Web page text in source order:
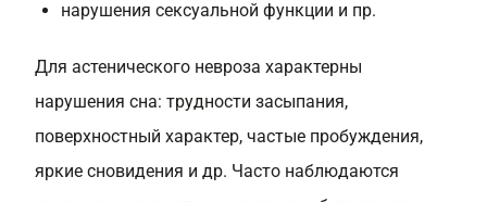
нарушения сексуальной функции и пр.
Для астенического невроза характерны
нарушения сна: трудности засыпания,
поверхностный характер, частые пробуждения,
яркие сновидения и др. Часто наблюдаются